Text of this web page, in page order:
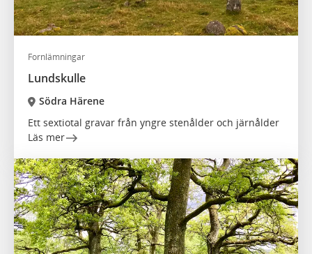
Fornlämningar
Lundskulle
Södra Härene
Ett sextiotal gravar från yngre stenålder och järnålder
Läs mer